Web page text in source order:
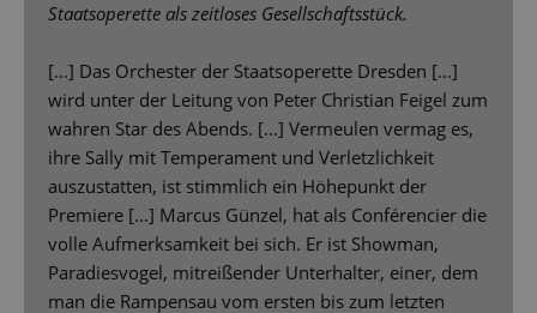
Staatsoperette als zeitloses Gesellschaftsstück.
[...] Das Orchester der Staatsoperette Dresden [...]
wird unter der Leitung von Peter Christian Feigel zum
wahren Star des Abends. [...] Vermeulen vermag es,
ihre Sally mit Temperament und Verletzlichkeit
auszustatten, ist stimmlich ein Höhepunkt der
Premiere [...] Marcus Günzel, hat als Conférencier die
volle Aufmerksamkeit bei sich. Er ist Showman,
Paradiesvogel, mitreißender Unterhalter, einer, dem
man die Rampensau vom ersten bis zum letzten